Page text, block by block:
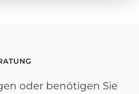
oder benötigen Sie